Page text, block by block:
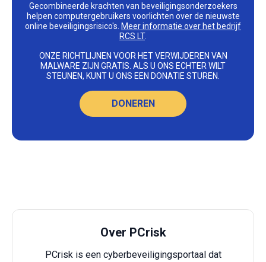
Gecombineerde krachten van beveiligingsonderzoekers
helpen computergebruikers voorlichten over de nieuwste
online beveiligingsrisico's. Meer informatie over het bedrijf
RCS LT.
ONZE RICHTLIJNEN VOOR HET VERWIJDEREN VAN
MALWARE ZIJN GRATIS. ALS U ONS ECHTER WILT
STEUNEN, KUNT U ONS EEN DONATIE STUREN.
DONEREN
Over PCrisk
PCrisk is een cyberbeveiligingsportaal dat